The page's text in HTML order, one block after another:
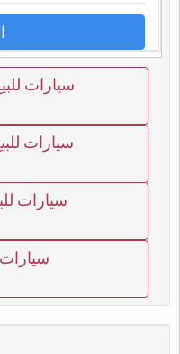
سيارات
سيارات
سيارات للبيع 2008